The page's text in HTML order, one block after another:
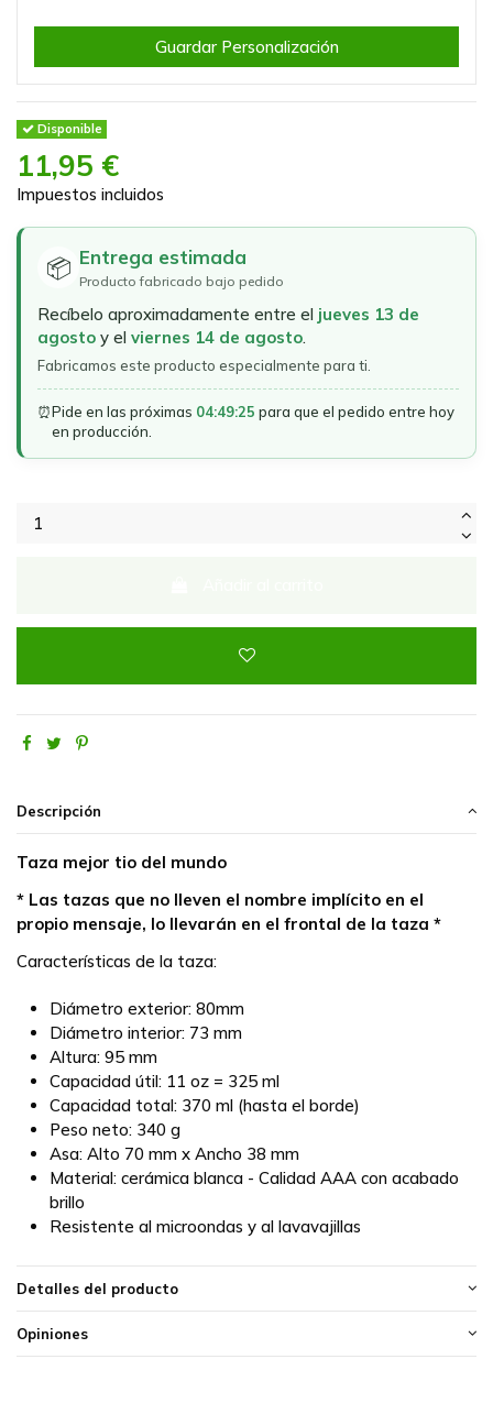
Guardar Personalización
Disponible
11,95 €
Impuestos incluidos
📦 Entrega estimada
Producto fabricado bajo pedido
Recíbelo aproximadamente entre el jueves 13 de
agosto y el viernes 14 de agosto.
Fabricamos este producto especialmente para ti.
⏰Pide en las próximas 04:49:25 para que el pedido entre hoy
en producción.
Descripción
Taza mejor tio del mundo
* Las tazas que no lleven el nombre implícito en el
propio mensaje, lo llevarán en el frontal de la taza *
Características de la taza:
Diámetro exterior: 80mm
Diámetro interior: 73 mm
Altura: 95 mm
Capacidad útil: 11 oz = 325 ml
Capacidad total: 370 ml (hasta el borde)
Peso neto: 340 g
Asa: Alto 70 mm x Ancho 38 mm
Material: cerámica blanca - Calidad AAA con acabado
brillo
Resistente al microondas y al lavavajillas
Detalles del producto
Opiniones